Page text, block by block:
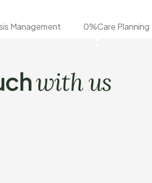
Management 0%Care Planning
with us